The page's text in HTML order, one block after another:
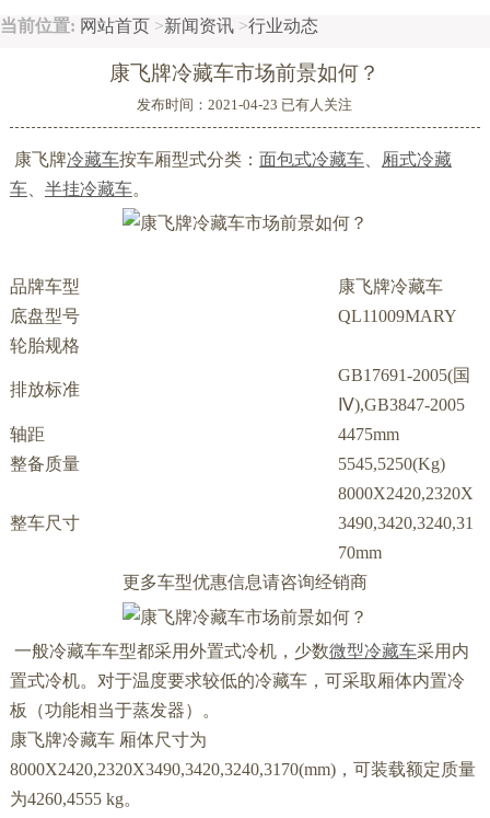
当前位置: 网站首页 >新闻资讯 >行业动态
康飞牌冷藏车市场前景如何？
发布时间：2021-04-23 已有人关注
康飞牌冷藏车按车厢型式分类： 面包式冷藏车、 厢式冷藏
车、 半挂冷藏车。
品牌车型
康飞牌冷藏车
底盘型号
QL11009MARY
轮胎规格
排放标准
GB17691-2005(国
Ⅳ),GB3847-2005
轴距
4475mm
整备质量
5545,5250(Kg)
整车尺寸
8000X2420,2320X
3490,3420,3240,31
70mm
更多车型优惠信息请咨询经销商
一般冷藏车车型都采用外置式冷机，少数微型冷藏车采用内
置式冷机。对于温度要求较低的冷藏车，可采取厢体内置冷
板（功能相当于蒸发器）。
康飞牌冷藏车 厢体尺寸为
8000X2420,2320X3490,3420,3240,3170(mm)，可装载额定质量
为4260,4555 kg。